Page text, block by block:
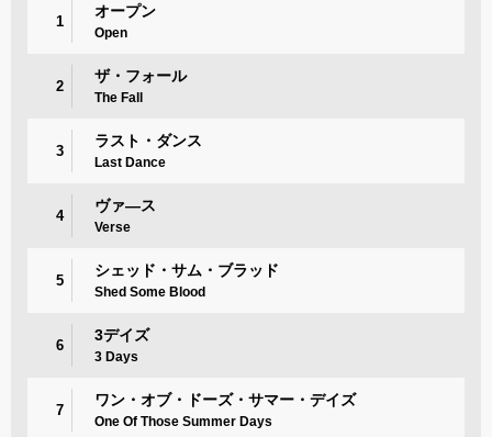
1
オープン
Open
2
ザ・フォール
The Fall
3
ラスト・ダンス
Last Dance
4
ヴァ―ス
Verse
5
シェッド・サム・ブラッド
Shed Some Blood
6
3デイズ
3 Days
7
ワン・オブ・ドーズ・サマー・デイズ
One Of Those Summer Days